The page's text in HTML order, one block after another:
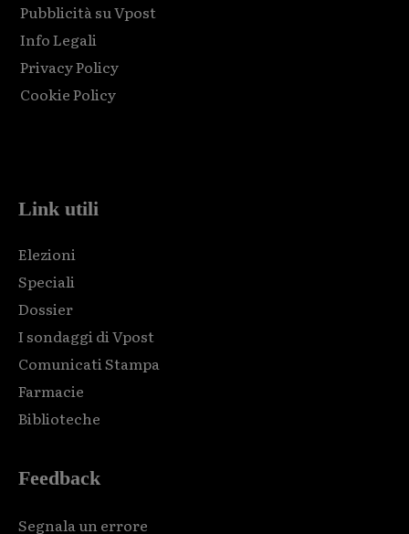
Pubblicità su Vpost
Info Legali
Privacy Policy
Cookie Policy
Link utili
Elezioni
Speciali
Dossier
I sondaggi di Vpost
Comunicati Stampa
Farmacie
Biblioteche
Feedback
Segnala un errore